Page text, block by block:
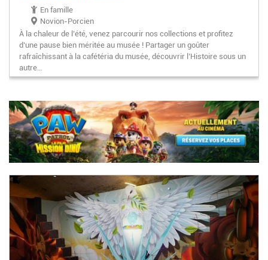
En famille
Novion-Porcien
À la chaleur de l’été, venez parcourir nos collections et profitez
d’une pause bien méritée au musée ! Partager un goûter
rafraîchissant à la cafétéria du musée, découvrir l’Histoire sous un
autre…